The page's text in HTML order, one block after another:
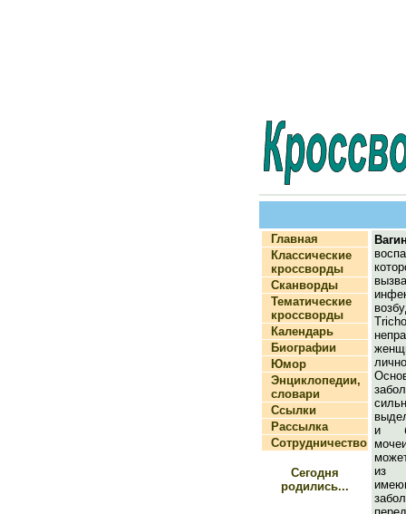
Главная
Классические
кроссворды
Сканворды
Тематические
кроссворды
Календарь
Биографии
Юмор
Энциклопедии,
словари
Ссылки
Рассылка
Сотрудничество
Сегодня
родились...
и
из